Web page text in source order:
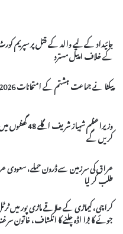
جائیداد کے لیے والد کے قتل پر سپریم
کے خلاف اپیل مسترد
پیکٹا نے جماعت ہشتم کے امتحانات 2026 کے نتائج کا اعلان کر دیا
وزیراعظم شہباز
کریں گے
عراق کی سرزمین سے ڈرون حملے، سعودی
طلب کر لیا
کراچی، کیماڑی کے علاقے ماڑی پور میں
جوئے کا بڑا اڈہ چلنے کا انکشاف، خاتون سرغنہ سمیت 40